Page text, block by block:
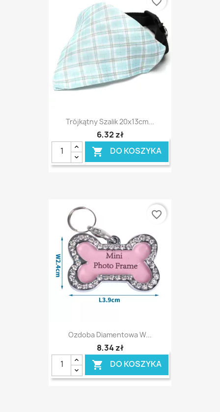
Trójkątny Szalik 20x13cm...
6,32 zł
 DO KOSZYKA
Ozdoba Diamentowa W...
8,34 zł
 DO KOSZYKA
favorite_border